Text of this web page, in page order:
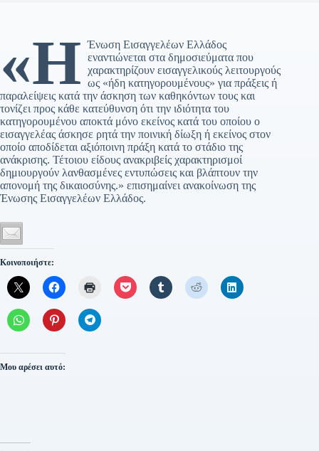
«Η Ένωση Εισαγγελέων Ελλάδος
εναντιώνεται στα δημοσιεύματα που
χαρακτηρίζουν εισαγγελικούς λειτουργούς
ως «ήδη κατηγορουμένους» για πράξεις ή
παραλείψεις κατά την άσκηση των καθηκόντων τους και
τονίζει προς κάθε κατεύθυνση ότι την ιδιότητα του
κατηγορουμένου αποκτά μόνο εκείνος κατά του οποίου ο
εισαγγελέας άσκησε ρητά την ποινική δίωξη ή εκείνος στον
οποίο αποδίδεται αξιόποινη πράξη κατά το στάδιο της
ανάκρισης. Τέτοιου είδους ανακριβείς χαρακτηρισμοί
δημιουργούν λανθασμένες εντυπώσεις και βλάπτουν την
απονομή της δικαιοσύνης.» επισημαίνει ανακοίνωση της
Ένωσης Εισαγγελέων Ελλάδος.
Κοινοποιήστε:
Μου αρέσει αυτό: